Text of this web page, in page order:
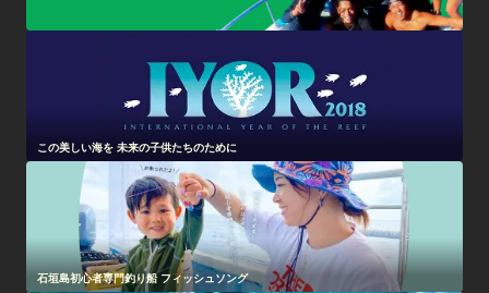
この美しい海を 未来の子供たちのために
石垣島初心者専門釣り船 フィッシュソング